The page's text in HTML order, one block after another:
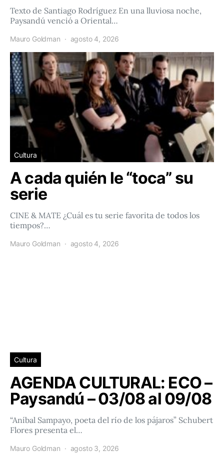
Texto de Santiago Rodríguez En una lluviosa noche,
Paysandú venció a Oriental…
Mauro Goldman agosto 4, 2026
Cultura
A cada quién le “toca” su
serie
CINE & MATE ¿Cuál es tu serie favorita de todos los
tiempos?…
Mauro Goldman agosto 4, 2026
Cultura
AGENDA CULTURAL: ECO –
Paysandú – 03/08 al 09/08
“Aníbal Sampayo, poeta del río de los pájaros” Schubert
Flores presenta el…
Mauro Goldman agosto 3, 2026